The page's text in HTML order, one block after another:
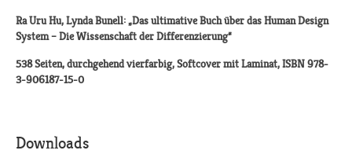
Ra Uru Hu, Lynda Bunell: „Das ultimative Buch über das Human Design
System – Die Wissenschaft der Differenzierung“
538 Seiten, durchgehend vierfarbig, Softcover mit Laminat, ISBN 978-
3-906187-15-0
Downloads